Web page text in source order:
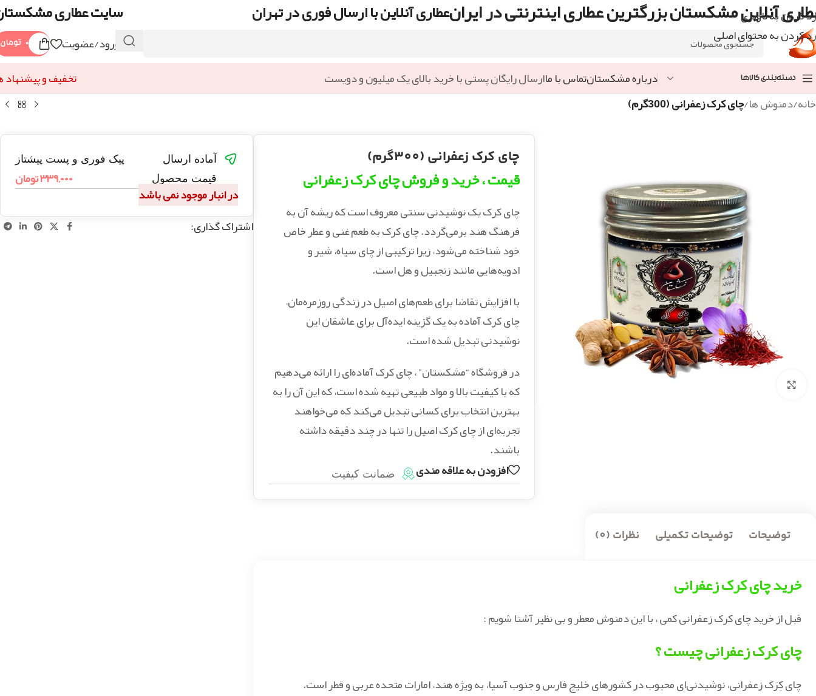
رد کردن به ناوبری
رد کردن به محتوای اصلی
آنلاین مشکستان بزرگترین عطاری اینترنتی در ایرانعطاری آنلاین با ارسال فوری در تهران سایت عطاری
ورود/عضویت ۰ تومان
دسته‌بندی کالاها درباره مشکستانتماس با ماارسال رایگان پستی با خرید بالای یک میلیون و دویست
تخفیف و پیشنهاد
خانه/دمنوش ها/چای کرک زعفرانی (300گرم)
چای کرک زعفرانی (300گرم)
قیمت ، خرید و فروش چای کرک زعفرانی
چای کرک یک نوشیدنی سنتی معروف است که ریشه آن به
فرهنگ هند برمی‌گردد. چای کرک به طعم غنی و عطر خاص
خود شناخته می‌شود، زیرا ترکیبی از چای سیاه، شیر و
ادویه‌هایی مانند زنجبیل و هل است.
با افزایش تقاضا برای طعم‌های اصیل در زندگی روزمره‌مان،
چای کرک آماده به یک گزینه ایده‌آل برای عاشقان این
نوشیدنی تبدیل شده است.
در فروشگاه “مشکستان” ، چای کرک آماده‌ای را ارائه می‌دهیم
که با کیفیت بالا و مواد طبیعی تهیه شده است، که این آن را به
بهترین انتخاب برای کسانی تبدیل می‌کند که می‌خواهند
تجربه‌ای از چای کرک اصیل را تنها در چند دقیقه داشته
باشند.
افزودن به علاقه مندی
ضمانت کیفیت
توضیحات توضیحات تکمیلی نظرات (0)
خرید چای کرک زعفرانی
قبل از خرید چای کرک زعفرانی کمی ، با این دمنوش معطر و بی نظیر آشنا شویم :
چای کرک زعفرانی چیست ؟
چای کِرَک زعفرانی، نوشیدنی‌ای محبوب در کشورهای خلیج فارس و جنوب آسیا، به‌ ویژه هند، امارات متحده عربی و قطر است.
آماده ارسال
پیک فوری و پست پیشتاز
قیمت محصول
۳۳۹,۰۰۰تومان
در انبار موجود نمی باشد
اشتراک گذاری: